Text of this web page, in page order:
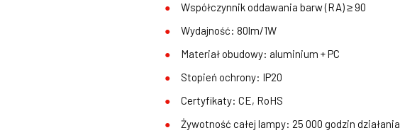
Współczynnik oddawania barw (RA) ≥ 90
Wydajność: 80lm/1W
Materiał obudowy: aluminium + PC
Stopień ochrony: IP20
Certyfikaty: CE, RoHS
Żywotność całej lampy: 25 000 godzin działania